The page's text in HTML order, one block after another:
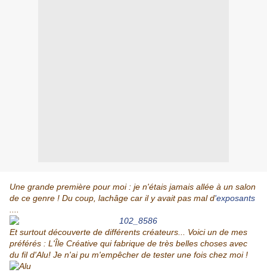
Une grande première pour moi : je n'étais jamais allée à un salon
de ce genre ! Du coup, lachâge car il y avait pas mal d'exposants
Et surtout découverte de différents créateurs... Voici un de mes
préférés : L'Île Créative qui fabrique de très belles choses avec
du fil d'Alu! Je n'ai pu m'empêcher de tester une fois chez moi !